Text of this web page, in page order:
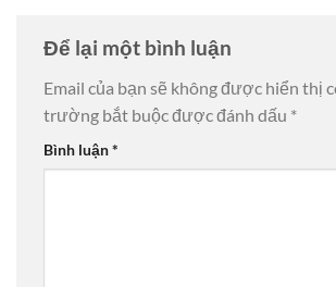
Để lại một bình luận
Email của bạn sẽ không được hiển thị
trường bắt buộc được đánh dấu *
Bình luận*